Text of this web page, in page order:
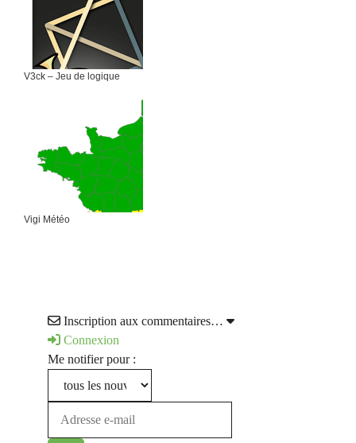
V3ck – Jeu de logique
Vigi Météo
Inscription aux commentaires…
Connexion
Me notifier pour :